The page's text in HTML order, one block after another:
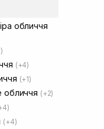
обличчя
(+4)
(+1)
обличчя (+2)
(+4)